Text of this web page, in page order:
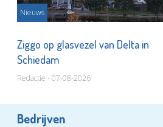
Nieuws
Ziggo op glasvezel van Delta in
Schiedam
Redactie - 07-08-2026
Bedrijven